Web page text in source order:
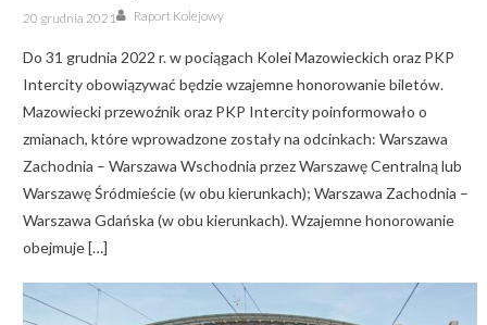
Posted
on
20 grudnia 2021 Author
Raport Kolejowy
Do 31 grudnia 2022 r. w pociągach Kolei Mazowieckich oraz PKP
Intercity obowiązywać będzie wzajemne honorowanie biletów.
Mazowiecki przewoźnik oraz PKP Intercity poinformowało o
zmianach, które wprowadzone zostały na odcinkach: Warszawa
Zachodnia – Warszawa Wschodnia przez Warszawę Centralną lub
Warszawę Śródmieście (w obu kierunkach); Warszawa Zachodnia –
Warszawa Gdańska (w obu kierunkach). Wzajemne honorowanie
obejmuje […]